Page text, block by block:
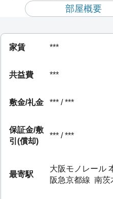
部屋概要
家賃 ***
共益費 ***
敷金/礼金 *** / ***
保証金/敷
引(償却)
*** / ***
最寄駅
大阪モノレール
阪急京都線 南茨